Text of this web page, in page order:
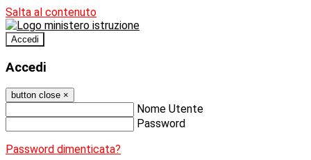
Salta al contenuto
Accedi
Accedi
button close ×
Nome Utente
Password
Password dimenticata?